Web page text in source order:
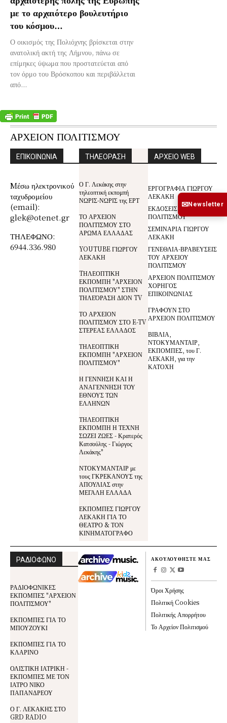
με το αρχαιότερο βουλευτήριο
του κόσμου…
Ο οικισμός της Πολιόχνης βρίσκεται στην
ανατολική ακτή της Λήμνου, πάνω σε
επίμηκες ύψωμα που προστατεύεται από
τον όρμο του Βρόσκοπου και περιβάλλεται
από...
ΑΡΧΕΙΟΝ ΠΟΛΙΤΙΣΜΟΥ
ΕΠΙΚΟΙΝΩΝΙΑ
Mέσω ηλεκτρονικού
ταχυδρομείου
(email):
glek@otenet.gr
ΤΗΛΕΦΩΝΟ:
6944.336.980
ΤΗΛΕΟΡΑΣΗ
Ο Γ. Λεκάκης στην
τηλεοπτική εκπομπή
ΝΩΡΙΣ-ΝΩΡΙΣ της ΕΡΤ
ΤΟ ΑΡΧΕΙΟΝ
ΠΟΛΙΤΙΣΜΟΥ ΣΤΟ
ΑΡΩΜΑ ΕΛΛΑΔΑΣ
YOUTUBE ΓΙΩΡΓΟΥ
ΛΕΚΑΚΗ
TΗΛΕΟΠΤΙΚΗ
ΕΚΠΟΜΠΗ "ΑΡΧΕΙΟΝ
ΠΟΛΙΤΙΣΜΟΥ" ΣΤΗΝ
ΤΗΛΕΌΡΑΣΗ ΔΙΟΝ TV
ΤΟ ΑΡΧΕΙΟΝ
ΠΟΛΙΤΙΣΜΟΥ ΣΤΟ E-TV
ΣΤΕΡΕΑΣ ΕΛΛΑΔΟΣ
ΤΗΛΕΟΠΤΙΚΗ
ΕΚΠΟΜΠΗ "ΑΡΧΕΙΟΝ
ΠΟΛΙΤΙΣΜΟΥ"
Η ΓΕΝΝΗΣΗ ΚΑΙ Η
ΑΝΑΓΕΝΝΗΣΗ ΤΟΥ
ΕΘΝΟΥΣ ΤΩΝ
ΕΛΛΗΝΩΝ
ΤΗΛΕΟΠΤΙΚΗ
ΕΚΠΟΜΠΗ Η ΤΕΧΝΗ
ΣΩΖΕΙ ΖΩΕΣ - Κρατερός
Κατσούλης - Γιώργος
Λεκάκης"
ΝΤΟΚΥΜΑΝΤΑΙΡ με
τους ΓΚΡΕΚΑΝΟΥΣ της
ΑΠΟΥΛΙΑΣ στην
ΜΕΓΑΛΗ ΕΛΛΑΔΑ
ΕΚΠΟΜΠΕΣ ΓΙΩΡΓΟΥ
ΛΕΚΑΚΗ ΓΙΑ ΤΟ
ΘΕΑΤΡΟ & ΤΟΝ
ΚΙΝΗΜΑΤΟΓΡΑΦΟ
ΑΡΧΕΙΟ WEB
ΕΡΓΟΓΡΑΦΙΑ ΓΙΩΡΓΟΥ
ΛΕΚΑΚΗ
ΕΚΔΟΣΕΙΣ ΑΡΧΕΙΟΥ
ΠΟΛΙΤΙΣΜΟΥ
ΣΕΜΙΝΑΡΙΑ ΓΙΩΡΓΟΥ
ΛΕΚΑΚΗ
ΓΕΝΕΘΛΙΑ-ΒΡΑΒΕΥΣΕΙΣ
ΤΟΥ ΑΡΧΕΙΟΥ
ΠΟΛΙΤΙΣΜΟΥ
ΑΡΧΕΙΟΝ ΠΟΛΙΤΙΣΜΟΥ
ΧΟΡΗΓΟΣ
ΕΠΙΚΟΙΝΩΝΙΑΣ
ΓΡΑΦΟΥΝ ΣΤΟ
ΑΡΧΕΙΟΝ ΠΟΛΙΤΙΣΜΟΥ
ΒΙΒΛΙΑ,
ΝΤΟΚΥΜΑΝΤΑΙΡ,
ΕΚΠΟΜΠΕΣ, του Γ.
ΛΕΚΑΚΗ, για την
ΚΑΤΟΧΗ
ΡΑΔΙΟΦΩΝΟ
ΡΑΔΙΟΦΩΝΙΚΕΣ
ΕΚΠΟΜΠΕΣ "ΑΡΧΕΙΟΝ
ΠΟΛΙΤΙΣΜΟΥ"
ΕΚΠΟΜΠΕΣ ΓΙΑ ΤΟ
ΜΠΟΥΖΟΥΚΙ
ΕΚΠΟΜΠΕΣ ΓΙΑ ΤΟ
ΚΛΑΡΙΝΟ
ΟΛΙΣΤΙΚΗ ΙΑΤΡΙΚΗ -
ΕΚΠΟΜΠΕΣ ΜΕ ΤΟΝ
ΙΑΤΡΟ ΝΙΚΟ
ΠΑΠΑΝΔΡΕΟΥ
Ο Γ. ΛΕΚΑΚΗΣ ΣΤΟ
GRD RADIO
ΑΚΟΥΛΟΥΘΗΣΤΕ ΜΑΣ
Όροι Χρήσης
Πολιτική Cookies
Πολιτικής Απορρήτου
Το Αρχείον Πολιτισμού
✉Newsletter